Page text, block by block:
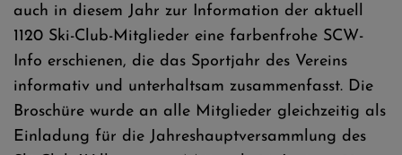
auch in diesem Jahr zur Information der aktuell
1120 Ski-Club-Mitglieder eine farbenfrohe SCW-
Info erschienen, die das Sportjahr des Vereins
informativ und unterhaltsam zusammenfasst. Die
Broschüre wurde an alle Mitglieder gleichzeitig als
Einladung für die Jahreshauptversammlung des